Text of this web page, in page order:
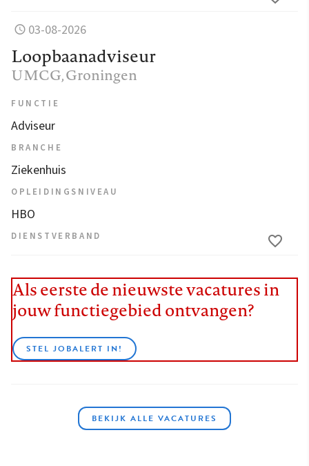
03-08-2026
Loopbaanadviseur
UMCG, Groningen
FUNCTIE
Adviseur
BRANCHE
Ziekenhuis
OPLEIDINGSNIVEAU
HBO
DIENSTVERBAND
Als eerste de nieuwste vacatures in
jouw functiegebied ontvangen?
STEL JOBALERT IN!
BEKIJK ALLE VACATURES